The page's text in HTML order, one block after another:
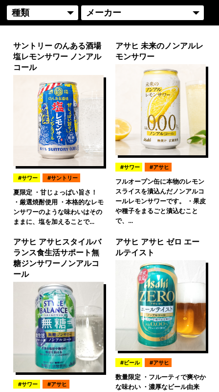
サントリー のんある酒場
塩レモンサワー ノンアル
コール
サワー サントリー
夏限定 ・甘じょっぱい旨さ！
・厳選焼酎使用 ・本格的なレモ
ンサワーのような味わいはその
ままに、塩を加えることで…
アサヒ 未来のノンアルレ
モンサワー
サワー アサヒ
フルオープン缶に本物のレモン
スライスを漬込んだノンアルコ
ールレモンサワーです。 ・果皮
や種子をまるごと漬込むこと
で、…
アサヒ アサヒスタイルバ
ランス食生活サポート無
糖ジンサワーノンアルコ
ール
サワー アサヒ
アサヒ アサヒ ゼロ エー
ルテイスト
ビール アサヒ
数量限定 ・フルーティで爽やか
な味わい ・濃厚なビール由来